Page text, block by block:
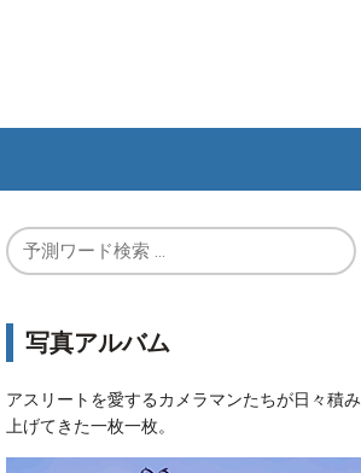
写真アルバム
アスリートを愛するカメラマンたちが日々積み
上げてきた一枚一枚。